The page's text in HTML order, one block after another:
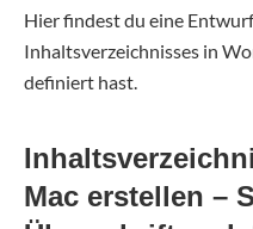
Hier findest du eine
Inhaltsverzeichnisses in
definiert hast.
Mac erstellen –